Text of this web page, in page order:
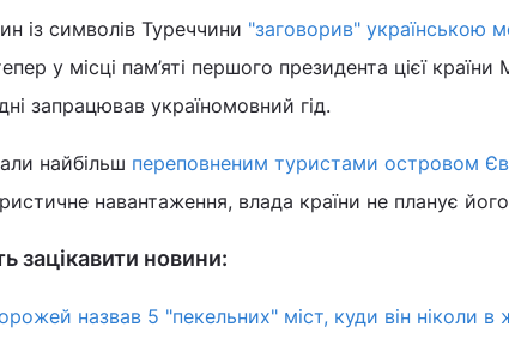
із символів Туреччини "заговорив" українською
у місці пам’яті першого президента цієї
запрацював україномовний гід.
найбільш переповненим туристами островом
навантаження, влада країни не планує
зацікавити новини:
назвав 5 "пекельних" міст, куди він ніколи в